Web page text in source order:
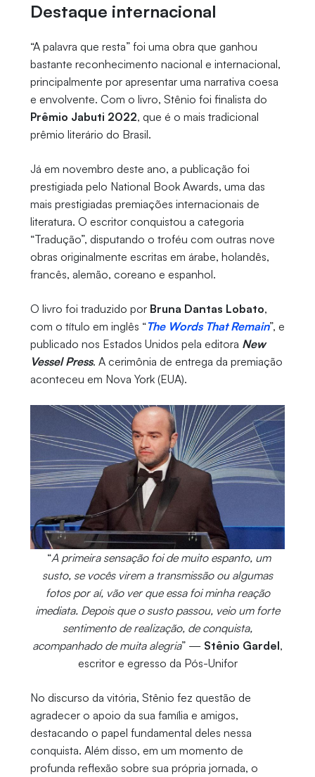
Destaque internacional
“A palavra que resta” foi uma obra que ganhou
bastante reconhecimento nacional e internacional,
principalmente por apresentar uma narrativa coesa
e envolvente. Com o livro, Stênio foi finalista do
Prêmio Jabuti 2022, que é o mais tradicional
prêmio literário do Brasil.
Já em novembro deste ano, a publicação foi
prestigiada pelo National Book Awards, uma das
mais prestigiadas premiações internacionais de
literatura. O escritor conquistou a categoria
“Tradução”, disputando o troféu com outras nove
obras originalmente escritas em árabe, holandês,
francês, alemão, coreano e espanhol.
O livro foi traduzido por Bruna Dantas Lobato,
com o título em inglês “The Words That Remain”, e
publicado nos Estados Unidos pela editora New
Vessel Press. A cerimônia de entrega da premiação
aconteceu em Nova York (EUA).
“A primeira sensação foi de muito espanto, um
susto, se vocês virem a transmissão ou algumas
fotos por aí, vão ver que essa foi minha reação
imediata. Depois que o susto passou, veio um forte
sentimento de realização, de conquista,
acompanhado de muita alegria” — Stênio Gardel,
escritor e egresso da Pós-Unifor
No discurso da vitória, Stênio fez questão de
agradecer o apoio da sua família e amigos,
destacando o papel fundamental deles nessa
conquista. Além disso, em um momento de
profunda reflexão sobre sua própria jornada, o